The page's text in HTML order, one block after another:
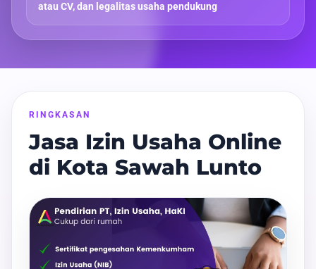
atau CV, dan legalitas usaha pendukung
RINGKASAN
Jasa Izin Usaha Online
di Kota Sawah Lunto